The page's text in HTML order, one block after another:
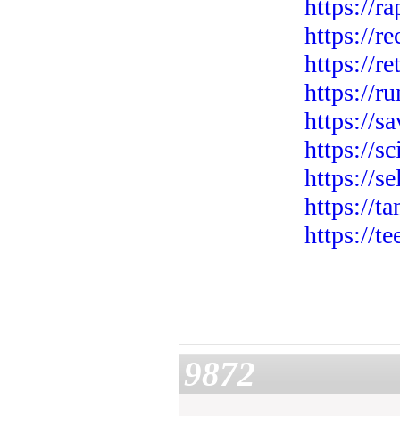
https://
https://
https://
https://
https://
https://
https://
https://
https://
9872